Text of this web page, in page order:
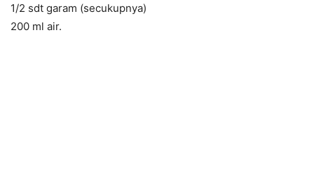
1/2 sdt garam (secukupnya)
200 ml air.